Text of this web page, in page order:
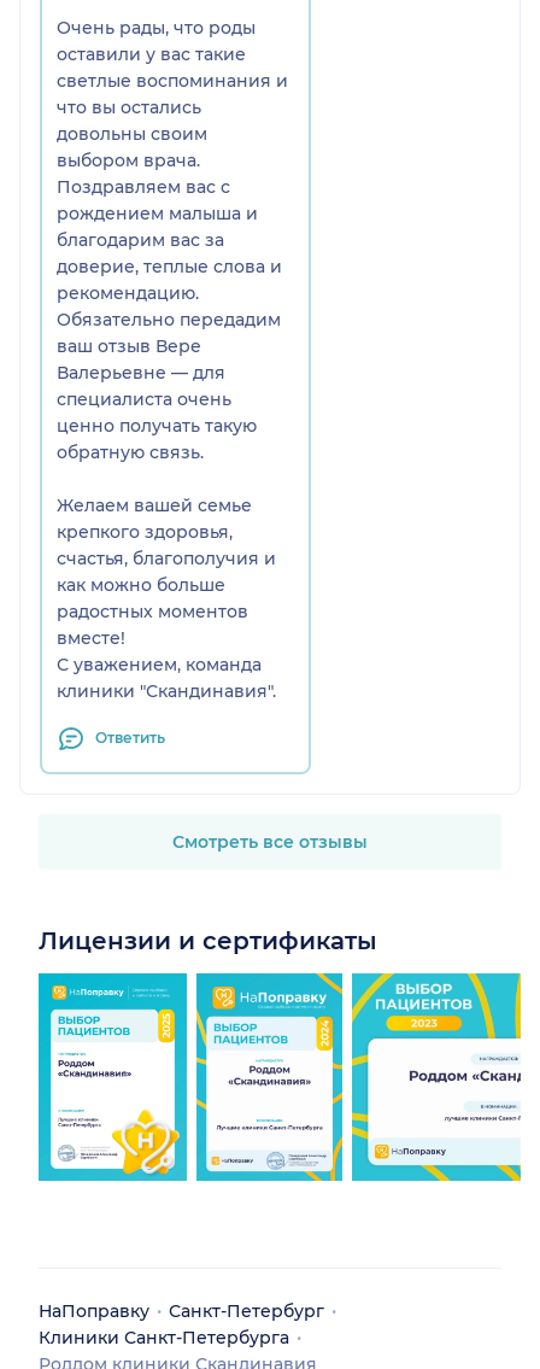
Очень рады, что роды
оставили у вас такие
светлые воспоминания и
что вы остались
довольны своим
выбором врача.
Поздравляем вас с
рождением малыша и
благодарим вас за
доверие, теплые слова и
рекомендацию.
Обязательно передадим
ваш отзыв Вере
Валерьевне — для
специалиста очень
ценно получать такую
обратную связь.
Желаем вашей семье
крепкого здоровья,
счастья, благополучия и
как можно больше
радостных моментов
вместе!
С уважением, команда
клиники "Скандинавия".
Ответить
Смотреть все отзывы
Лицензии и сертификаты
НаПоправку
Санкт-Петербург
Клиники Санкт-Петербурга
Роддом клиники Скандинавия